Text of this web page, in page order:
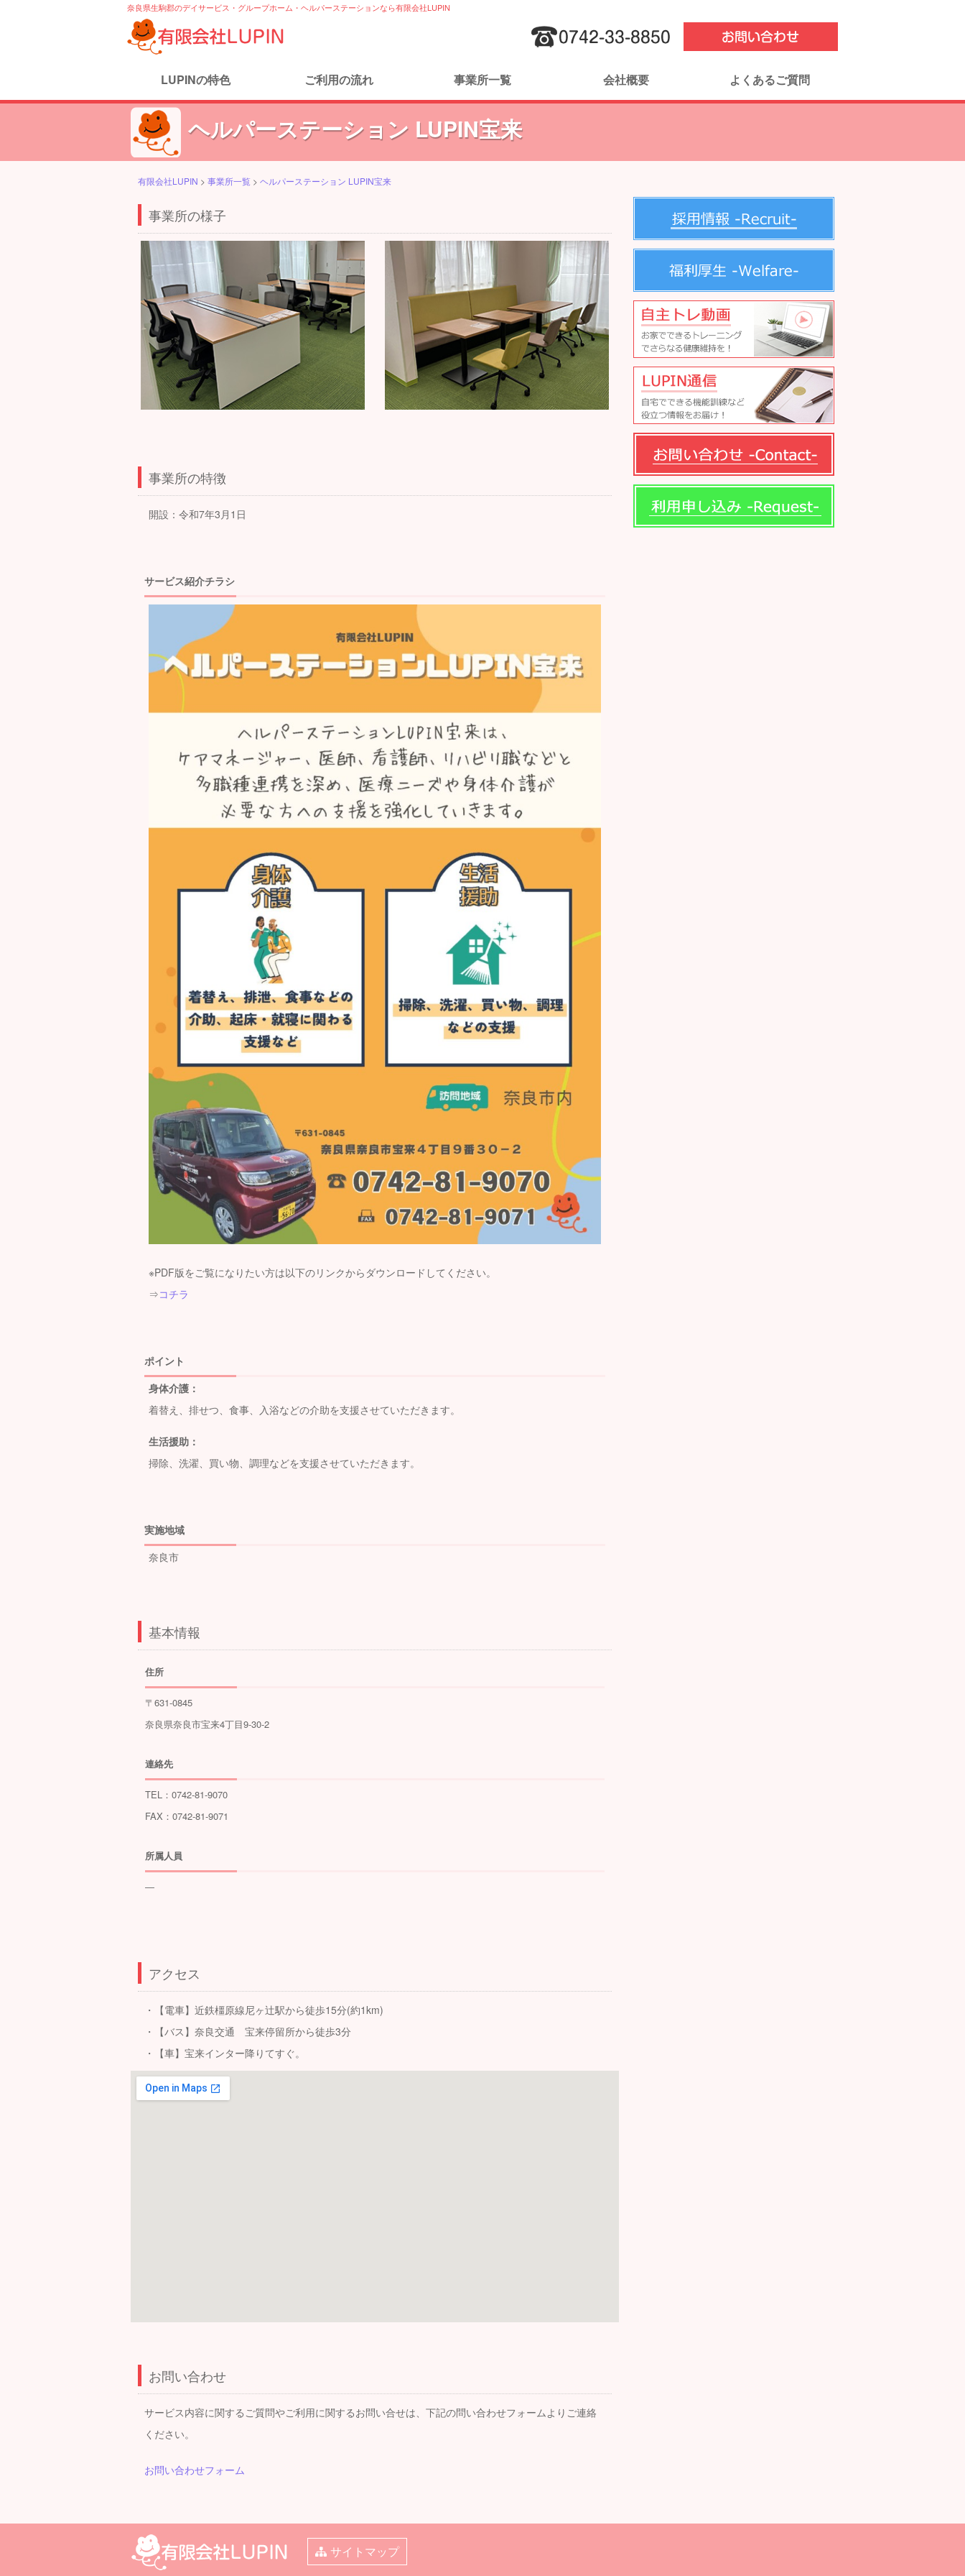
奈良県生駒郡のデイサービス・グループホーム・ヘルパーステーションなら有限会社LUPIN
LUPINの特色 ご利用の流れ 事業所一覧 会社概要 よくあるご質問
ヘルパーステーション LUPIN宝来
有限会社LUPIN > 事業所一覧 > ヘルパーステーション LUPIN宝来
事業所の様子
事業所の特徴
開設：令和7年3 月 1 日
サービス紹介チラシ
※PDF版をご覧になりたい方は以下のリンクからダウンロードしてください。
⇒コチラ
ポイント
身体介護：
着替え、排せつ、食事、入浴などの介助を支援させていただきます。
生活援助：
掃除、洗濯、買い物、調理などを支援させていただきます。
実施地域
奈良市
基本情報
住所
〒631-0845
奈良県奈良市宝来4丁目9-30-2
連絡先
TEL：0742-81-9070
FAX：0742-81-9071
所属人員
―
アクセス
・【電車】近鉄橿原線尼ヶ辻駅から徒歩15分(約1km)
・【バス】奈良交通 宝来停留所から徒歩3分
・【車】宝来インター降りてすぐ。
お問い合わせ
サービス内容に関するご質問やご利用に関するお問い合せは、下記の問い合わせフォームよりご連絡
ください。
お問い合わせフォーム
サイトマップ